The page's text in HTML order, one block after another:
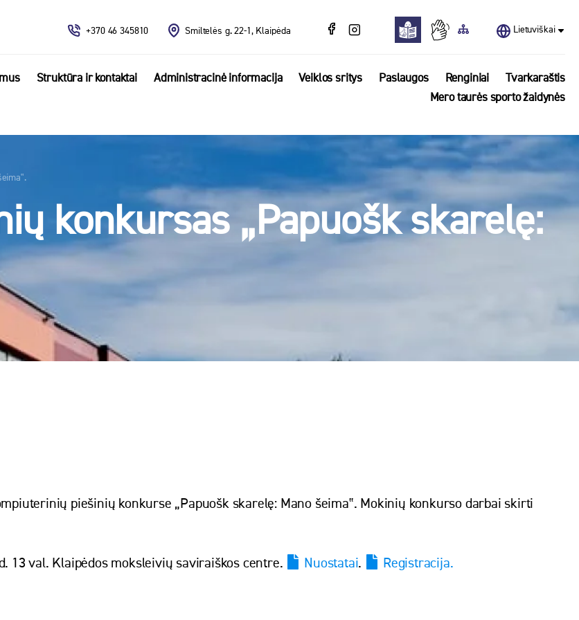
+370 46 345810 Smiltelės g. 22-1, Klaipėda Lietuviškai
Struktūra ir kontaktai Administracinė informacija Veiklos sritys Paslaugos Renginiai
Tvarkaraštis
Mero taurės sporto žaidynės
konkursas „Papuošk skarelę:
piešinių konkurse „Papuošk skarelę: Mano šeima‟. Mokinių konkurso darbai skirti
13 val. Klaipėdos moksleivių saviraiškos centre. Nuostatai. Registracija.